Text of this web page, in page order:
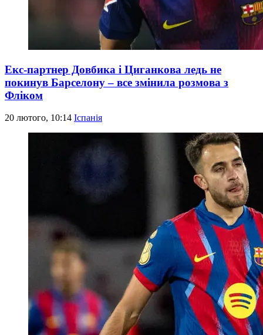
Екс-партнер Довбика і Циганкова ледь не
покинув Барселону – все змінила розмова з
Фліком
20 лютого, 10:14 Іспанія